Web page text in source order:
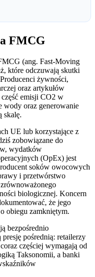
FMCG
(ang. Fast-Moving
które odczuwają skutki
żywności,
oraz artykułów
emisji CO2 w
wody oraz generowanie
skalę.
UE lub korzystające z
zobowiązane do
wydatków
(OpEx) jest
soków owocowych
i przetwórstwo
biologicznej. Koncern
że jego
obiegu zamkniętym.
bezpośrednio
pośrednią: retailerzy
częściej wymagają od
Taksonomii, a banki